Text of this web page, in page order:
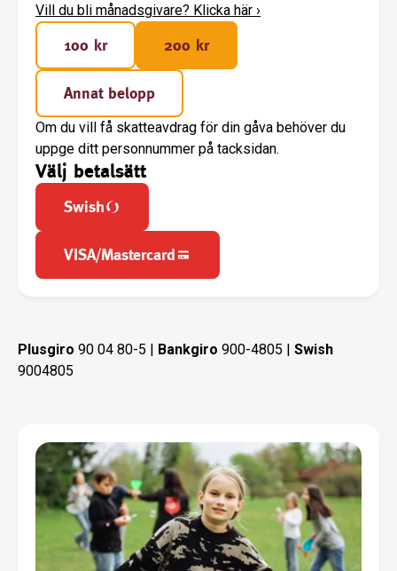
Vill du bli månadsgivare? Klicka här ›
100 kr 200 kr
Annat belopp
Om du vill få skatteavdrag för din gåva behöver du
uppge ditt personnummer på tacksidan.
Välj betalsätt
Swish
VISA/Mastercard
Plusgiro 90 04 80-5 | Bankgiro 900-4805 | Swish
9004805